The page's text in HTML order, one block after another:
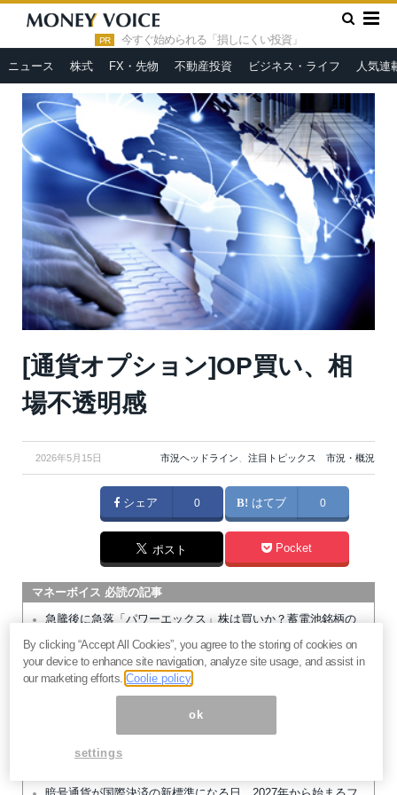
PR 今すぐ始められる「損しにくい投資」
ニュース 株式 FX・先物 不動産投資 ビジネス・ライフ 人気連
HOME » 市況ヘッドライン
[通貨オプション]OP買い、相場不
[通貨オプション]OP買い、相
場不透明感
2026年5月15日 市況ヘッドライン、 注目トピックス 市況・概況
シェア 0 はてブ 0
ポスト Pocket
マネーボイス 必読の記事
急騰後に急落「パワーエックス」株は買いか？蓄電池銘柄の
将来性とリスク
過去最高益「サンリオ」は買いか？決算で見えた“強い事
業”と“脆い統治”の同居
「蓄電所」設置ブームで恩恵！株価上昇が見込める日本企業4
By clicking “Accept All Cookies”, you agree to the storing of cookies on
your device to enhance site navigation, analyze site usage, and assist in
our marketing efforts.Coolie policy
ok
settings